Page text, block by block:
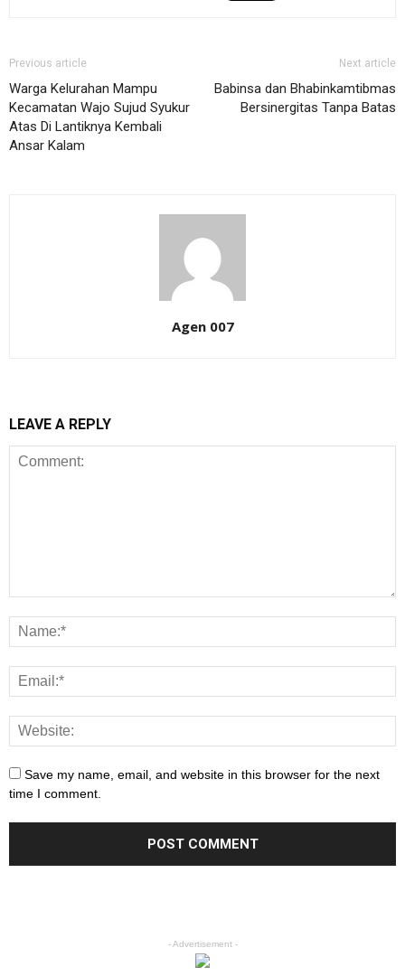
Previous article
Warga Kelurahan Mampu
Kecamatan Wajo Sujud Syukur
Atas Di Lantiknya Kembali
Ansar Kalam
Next article
Babinsa dan Bhabinkamtibmas
Bersinergitas Tanpa Batas
Agen 007
LEAVE A REPLY
Save my name, email, and website in this browser for the next
time I comment.
- Advertisement -